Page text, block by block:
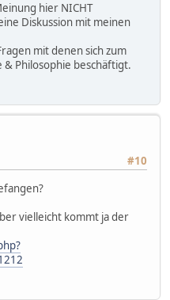
hier NICHT
Diskussion mit meinen
mit denen sich zum
& Philosophie beschäftigt.
#10
vielleicht kommt ja der